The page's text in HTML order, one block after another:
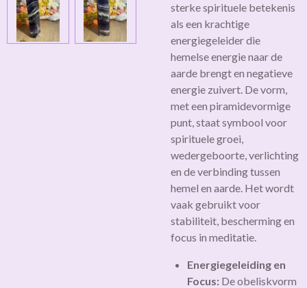
sterke spirituele betekenis
als een krachtige
energiegeleider die
hemelse energie naar de
aarde brengt en negatieve
energie zuivert. De vorm,
met een piramidevormige
punt, staat symbool voor
spirituele groei,
wedergeboorte, verlichting
en de verbinding tussen
hemel en aarde. Het wordt
vaak gebruikt voor
stabiliteit, bescherming en
focus in meditatie.
Energiegeleiding en
Focus: De obeliskvorm